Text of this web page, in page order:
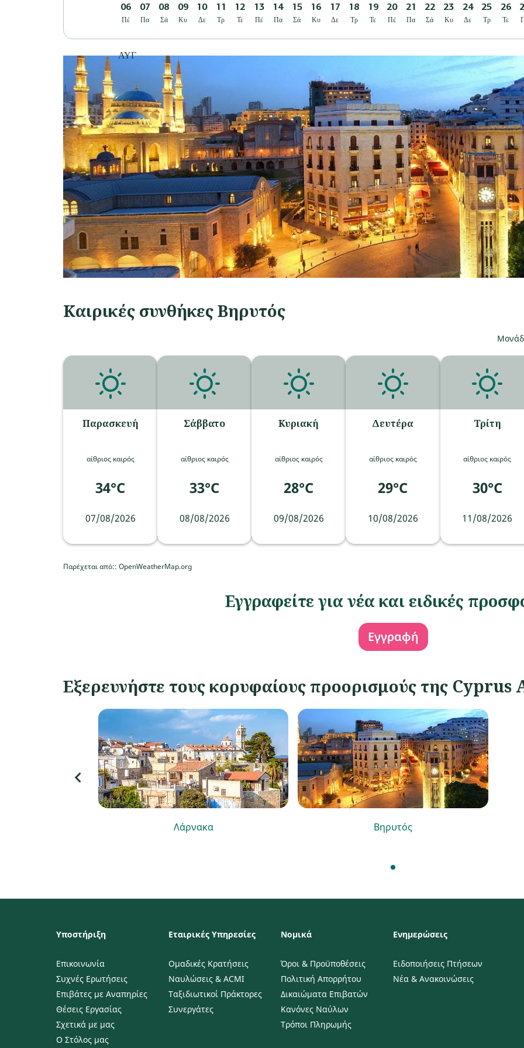
06
Πέ
ΑΥΓ
07
Πα
08
Σά
09
Κυ
10
Δε
11
Τρ
12
Τε
13
Πέ
14
Πα
15
Σά
16
Κυ
17
Δε
18
Τρ
19
Τε
20
Πέ
21
Πα
22
Σά
23
Κυ
24
Δε
25
Τρ
26
Τε
Καιρικές συνθήκες Βηρυτός
Παρασκευή
αίθριος καιρός
34°C
07/08/2026
Σάββατο
αίθριος καιρός
33°C
08/08/2026
Κυριακή
αίθριος καιρός
28°C
09/08/2026
Δευτέρα
αίθριος καιρός
29°C
10/08/2026
Τρίτη
αίθριος καιρός
30°C
11/08/2026
Παρέχεται από:: OpenWeatherMap.org
Εγγραφείτε για νέα και ειδικές
Εγγραφή
Εξερευνήστε τους κορυφαίους προορισμούς της
keyboard_arrow_left
Λάρνακα Βηρυτός
Υποστήριξη
Επικοινωνία
Συχνές Ερωτήσεις
Επιβάτες με Αναπηρίες
Θέσεις Εργασίας
Σχετικά με μας
Ο Στόλος μας
Εταιρικές Υπηρεσίες
Ομαδικές Κρατήσεις
Ναυλώσεις & ACMI
Ταξιδιωτικοί Πράκτορες
Συνεργάτες
Νομικά
Όροι & Προϋποθέσεις
Πολιτική Απορρήτου
Δικαιώματα Επιβατών
Κανόνες Ναύλων
Τρόποι Πληρωμής
Ενημερώσεις
Ειδοποιήσεις Πτήσεων
Νέα & Ανακοινώσεις